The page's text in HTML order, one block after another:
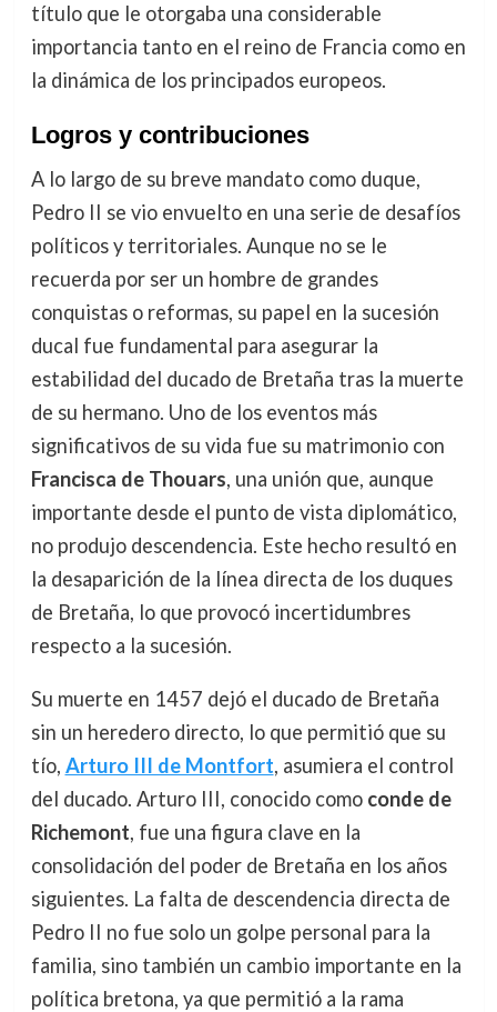
título que le otorgaba una considerable
importancia tanto en el reino de Francia como en
la dinámica de los principados europeos.
Logros y contribuciones
A lo largo de su breve mandato como duque,
Pedro II se vio envuelto en una serie de desafíos
políticos y territoriales. Aunque no se le
recuerda por ser un hombre de grandes
conquistas o reformas, su papel en la sucesión
ducal fue fundamental para asegurar la
estabilidad del ducado de Bretaña tras la muerte
de su hermano. Uno de los eventos más
significativos de su vida fue su matrimonio con
Francisca de Thouars, una unión que, aunque
importante desde el punto de vista diplomático,
no produjo descendencia. Este hecho resultó en
la desaparición de la línea directa de los duques
de Bretaña, lo que provocó incertidumbres
respecto a la sucesión.
Su muerte en 1457 dejó el ducado de Bretaña
sin un heredero directo, lo que permitió que su
tío, Arturo III de Montfort, asumiera el control
del ducado. Arturo III, conocido como conde de
Richemont, fue una figura clave en la
consolidación del poder de Bretaña en los años
siguientes. La falta de descendencia directa de
Pedro II no fue solo un golpe personal para la
familia, sino también un cambio importante en la
política bretona, ya que permitió a la rama